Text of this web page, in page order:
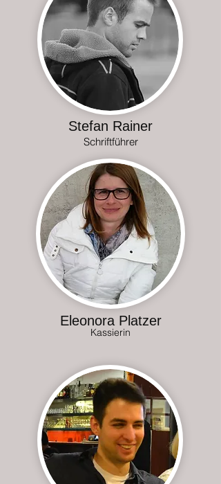
Stefan Rainer
Schriftführer
Eleonora Platzer
Kassierin